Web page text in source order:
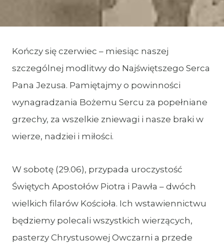
Kończy się czerwiec – miesiąc naszej
szczególnej modlitwy do Najświętszego Serca
Pana Jezusa. Pamiętajmy o powinności
wynagradzania Bożemu Sercu za popełniane
grzechy, za wszelkie zniewagi i nasze braki w
wierze, nadziei i miłości.
W sobotę (29.06), przypada uroczystość
Świętych Apostołów Piotra i Pawła – dwóch
wielkich filarów Kościoła. Ich wstawiennictwu
będziemy polecali wszystkich wierzących,
pasterzy Chrystusowej Owczarni a przede